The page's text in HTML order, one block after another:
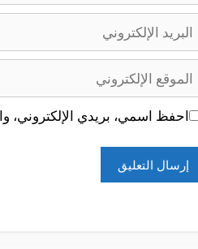
البريد
الإلكتروني
الموقع
الإلكتروني
احفظ اسمي، بريدي الإلكتروني،